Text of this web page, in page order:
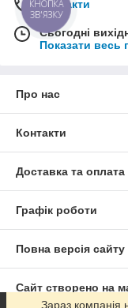
Контакти
Сьогодні
Показати весь
Про нас
Контакти
Доставка та оплата
Графік роботи
Повна версія сайту
Сайт створено на
Зараз
КНОПКА
ЗВ'ЯЗКУ